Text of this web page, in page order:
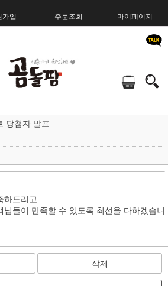
가입 주문조회 마이페이지
당첨자 발표
하드리고
님들이 만족할 수 있도록 최선을 다하겠습니
삭제